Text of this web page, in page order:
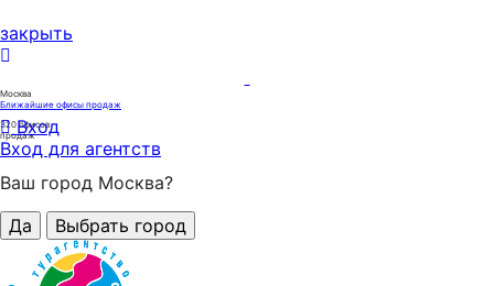
закрыть
Москва
Ближайшие офисы продаж
320офисов
продаж
Вход
Вход для агентств
Ваш город Москва?
Да
Выбрать город